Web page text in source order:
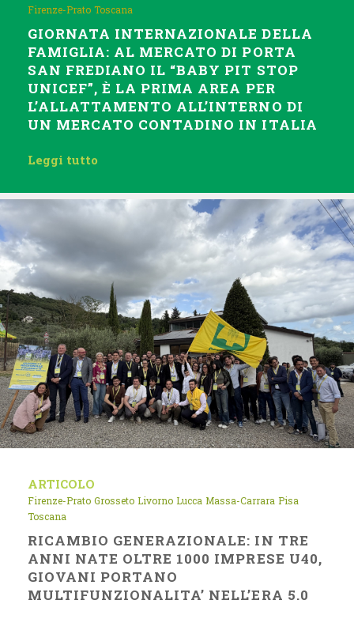
Firenze-Prato Toscana
GIORNATA INTERNAZIONALE DELLA
FAMIGLIA: AL MERCATO DI PORTA
SAN FREDIANO IL “BABY PIT STOP
UNICEF”, È LA PRIMA AREA PER
L’ALLATTAMENTO ALL’INTERNO DI
UN MERCATO CONTADINO IN ITALIA
Leggi tutto
ARTICOLO
Firenze-Prato Grosseto Livorno Lucca Massa-Carrara Pisa
Toscana
RICAMBIO GENERAZIONALE: IN TRE
ANNI NATE OLTRE 1000 IMPRESE U40,
GIOVANI PORTANO
MULTIFUNZIONALITA’ NELL’ERA 5.0